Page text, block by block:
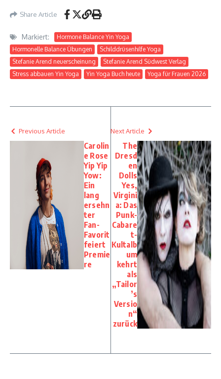
Share Article
Markiert:
Hormone Balance Yin Yoga
Hormonelle Balance Übungen
Schilddrüsenhilfe Yoga
Stefanie Arend neuerscheinung
Stefanie Arend Südwest Verlag
Stress abbauen Yin Yoga
Yin Yoga Buch heute Yoga für Frauen 2026
Previous Article
Carolin
e Rose
Yip Yip
Yow:
Ein
lang
ersehn
ter
Fan-
Favorit
feiert
Premie
re
Next Article
The
Dresd
en
Dolls
Yes,
Virgini
a: Das
Punk-
Cabare
t-
Kultalb
um
kehrt
als
„Tailor
’s
Versio
n“
zurück